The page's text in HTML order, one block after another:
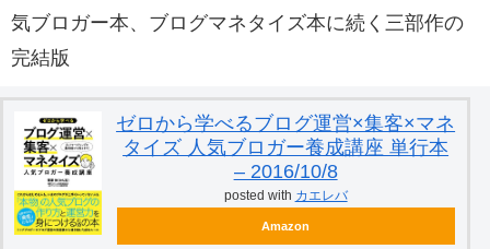
気ブロガー本、ブログマネタイズ本に続く三部作の
完結版
ゼロから学べるブログ運営×集客×マネ
タイズ 人気ブロガー養成講座 単行本
– 2016/10/8
posted with カエレバ
Amazon